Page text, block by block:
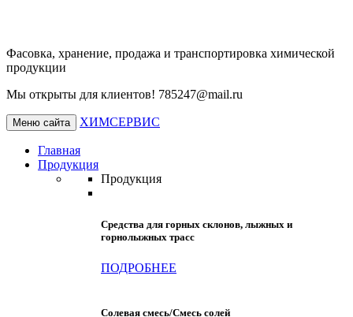
Фасовка, хранение, продажа и транспортировка химической
продукции
Мы открыты для клиентов! 785247@mail.ru
Меню сайта ХИМСЕРВИС
Главная
Продукция
Продукция
Средства для горных склонов, лыжных и
горнолыжных трасс
ПОДРОБНЕЕ
Солевая смесь/Смесь солей